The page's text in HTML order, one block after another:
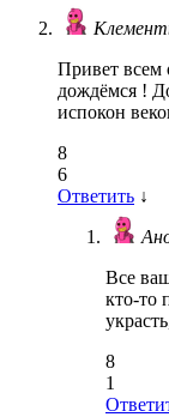
Привет всем
дождёмся !
испокон
8
6
Ответить ↓
Все
кто-то
8
1